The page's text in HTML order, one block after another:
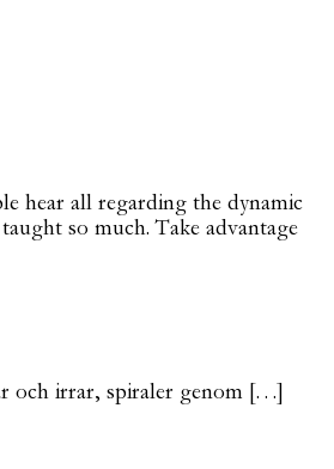
hear all regarding the dynamic
so much. Take advantage
och irrar, spiraler genom […]